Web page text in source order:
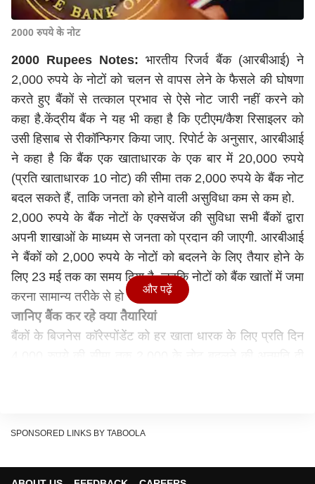
2000 रुपये के नोट
2000 Rupees Notes: भारतीय रिजर्व बैंक (आरबीआई) ने
2,000 रुपये के नोटों को चलन से वापस लेने के फैसले की घोषणा
करते हुए बैंकों से तत्काल प्रभाव से ऐसे नोट जारी नहीं करने को
कहा है.केंद्रीय बैंक ने यह भी कहा है कि एटीएम/कैश रिसाइलर को
उसी हिसाब से रीकॉन्फिगर किया जाए. रिपोर्ट के अनुसार, आरबीआई
ने कहा है कि बैंक एक खाताधारक के एक बार में 20,000 रुपये
(प्रति खाताधारक 10 नोट) की सीमा तक 2,000 रुपये के बैंक नोट
बदल सकते हैं, ताकि जनता को होने वाली असुविधा कम से कम हो.
2,000 रुपये के बैंक नोटों के एक्सचेंज की सुविधा सभी बैंकों द्वारा
अपनी शाखाओं के माध्यम से जनता को प्रदान की जाएगी. आरबीआई
ने बैंकों को 2,000 रुपये के नोटों को बदलने के लिए तैयार होने के
लिए 23 मई तक का समय दिया है, जबकि नोटों को बैंक खातों में जमा
करना सामान्य तरीके से हो सकेगा.
जानिए बैंक कर रहे क्या तैयारियां
बैंकों के बिजनेस कॉरेस्पोंडेंट को हर खाता धारक के लिए प्रति दिन
जरूरी हो तो बैंक मोबाइल वैन का उपयोग करने पर विचार कर सकते
और पढ़ें
SPONSORED LINKS BY TABOOLA